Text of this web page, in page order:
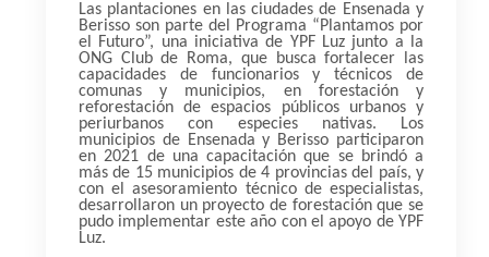
Las plantaciones en las ciudades de Ensenada y
Berisso son parte del Programa “Plantamos por
el Futuro”, una iniciativa de YPF Luz junto a la
ONG Club de Roma, que busca fortalecer las
capacidades de funcionarios y técnicos de
comunas y municipios, en forestación y
reforestación de espacios públicos urbanos y
periurbanos con especies nativas. Los
municipios de Ensenada y Berisso participaron
en 2021 de una capacitación que se brindó a
más de 15 municipios de 4 provincias del país, y
con el asesoramiento técnico de especialistas,
desarrollaron un proyecto de forestación que se
pudo implementar este año con el apoyo de YPF
Luz.